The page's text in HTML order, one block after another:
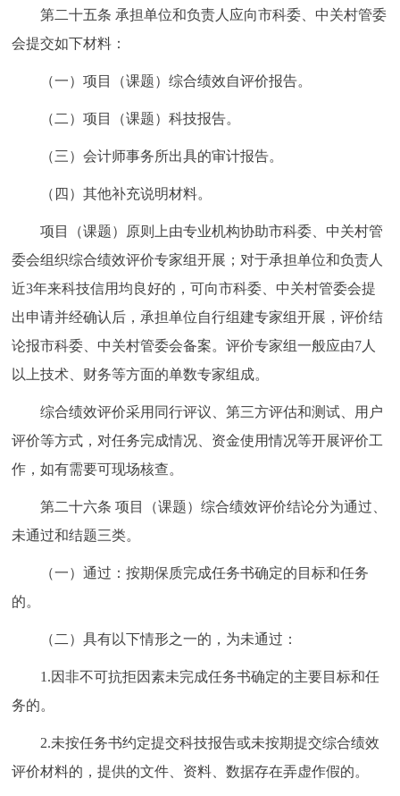
第二十五条 承担单位和负责人应向市科委、中关村管委
会提交如下材料：
（一）项目（课题）综合绩效自评价报告。
（二）项目（课题）科技报告。
（三）会计师事务所出具的审计报告。
（四）其他补充说明材料。
项目（课题）原则上由专业机构协助市科委、中关村管
委会组织综合绩效评价专家组开展；对于承担单位和负责人
近3年来科技信用均良好的，可向市科委、中关村管委会提
出申请并经确认后，承担单位自行组建专家组开展，评价结
论报市科委、中关村管委会备案。评价专家组一般应由7人
以上技术、财务等方面的单数专家组成。
综合绩效评价采用同行评议、第三方评估和测试、用户
评价等方式，对任务完成情况、资金使用情况等开展评价工
作，如有需要可现场核查。
第二十六条 项目（课题）综合绩效评价结论分为通过、
未通过和结题三类。
（一）通过：按期保质完成任务书确定的目标和任务
的。
（二）具有以下情形之一的，为未通过：
1.因非不可抗拒因素未完成任务书确定的主要目标和任
务的。
2.未按任务书约定提交科技报告或未按期提交综合绩效
评价材料的，提供的文件、资料、数据存在弄虚作假的。